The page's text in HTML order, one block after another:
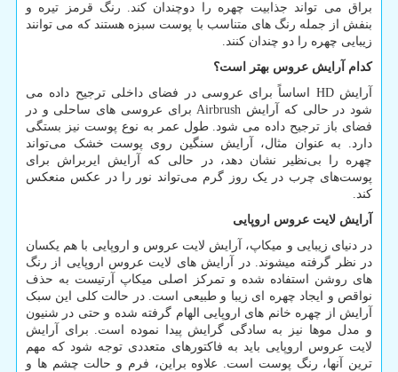
براق می تواند جذابیت چهره را دوچندان کند. رنگ قرمز تیره و
بنفش از جمله رنگ های متناسب با پوست سبزه هستند که می توانند
زیبایی چهره را دو چندان کنند.
کدام آرایش عروس بهتر است؟
آرایش HD
اساساً برای عروسی در فضای داخلی ترجیح داده می
شود در حالی که آرایش Airbrush برای عروسی های ساحلی و در
فضای باز ترجیح داده می شود. طول عمر به نوع پوست نیز بستگی
دارد. به عنوان مثال، آرایش سنگین روی پوست خشک می‌تواند
چهره را بی‌نظیر نشان دهد، در حالی که آرایش ایربراش برای
پوست‌های چرب در یک روز گرم می‌تواند نور را در عکس منعکس
کند.
آرایش لایت عروس اروپایی
در دنیای زیبایی و میکاپ، آرایش لایت عروس و اروپایی با هم یکسان
در نظر گرفته میشوند. در آرایش های لایت عروس اروپایی از رنگ
های روشن استفاده شده و تمرکز اصلی میکاپ آرتیست به حذف
نواقص و ایجاد چهره ای زیبا و طبیعی است. در حالت کلی این سبک
آرایش از چهره خانم های اروپایی الهام گرفته شده و حتی در شنیون
و مدل موها نیز به سادگی گرایش پیدا نموده است. برای آرایش
لایت عروس اروپایی باید به فاکتورهای متعددی توجه شود که مهم
ترین آنها، رنگ پوست است. علاوه براین، فرم و حالت چشم ها و